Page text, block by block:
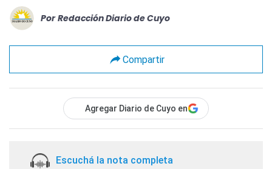
Por Redacción Diario de Cuyo
Compartir
Agregar Diario de Cuyo en
Escuchá la nota completa